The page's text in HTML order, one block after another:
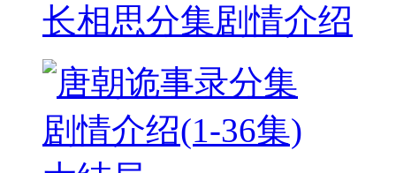
长相思分集剧情介绍